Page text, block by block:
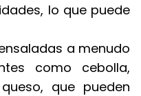
lo que puede
a menudo
como cebolla,
que pueden